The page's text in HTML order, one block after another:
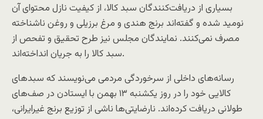
بسیاری از دریافت‌کنندگان سبد کالا، از کیفیت نازل محتوای آن
نومید شده ‌و گفته‌اند برنج هندی و مرغ برزیلی و روغن ناشناخته
مصرف نمی‌کنند. نمایندگان مجلس نیز طرح تحقیق و تفحص از
سبد کالا را به جریان انداخته‌اند.
رسانه‌های داخلی از سرخوردگی مردمی می‌نویسند که سبد‌های
کالایی خود را در روز یکشنبه ۱۳ بهمن با ایستادن در صف‌های
طولانی دریافت کرده‌اند. نارضایتی‌ها ناشی از توزیع برنج غیرایرانی،